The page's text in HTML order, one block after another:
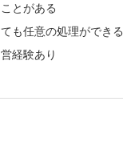
とがある
も任意の処理ができる
経験あり